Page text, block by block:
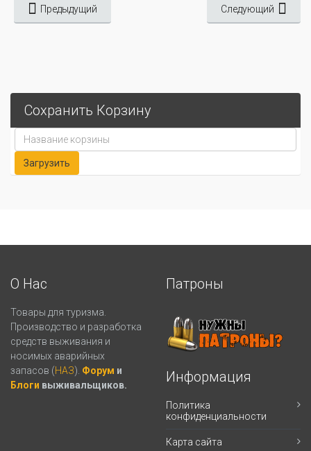
Предыдущий Следующий
Сохранить Корзину
О Нас
Товары для туризма.
Производство и разработка
средств выживания и
носимых аварийных
запасов (НАЗ). Форум и
Блоги выживальщиков.
Патроны
Информация
Политика
конфиденциальности
Карта сайта